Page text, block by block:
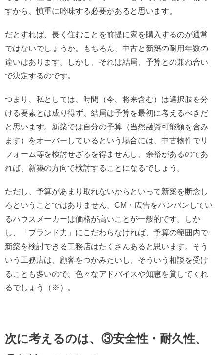
すから、慎重に吟味する必要があると思います。
だとすれば、長く住むことを前提に家を購入するのが通常
ではないでしょうか。もちろん、中古と新築の耐用年数の
違いはあります。しかし、それは結局、予算との兼ね合い
で決定するのです。
つまり、私としては、時間（今、将来含む）は選択肢を分
ける要素とは成り得ず、結局は予算を最初に考えるべきだ
と思います。新築では自分の予算（当然融資可能額を含み
ます）をオーバーしているという場合には、中古物件でリ
フォーム等を検討せざるを得ませんし、余裕があるのであ
れば、新築の方向で検討することになるでしょう。
ただし、予算があまり取れないからといって新築を断念し
ろということではありません。CM・広告をバンバンしてい
るハウスメーカーは価格が高いことが一般的です。しか
し、「ブランド力」にこだわらなければ、予算の範囲内で
新築を検討できる工務店はたくさんあると思います。そう
いう工務店は、顧客をつかみたいし、そういう相談を受け
ることも多いので、色々なアドバイスや知恵を貸してくれ
るでしょう（※）。
次に考えるのは、③安全性・耐久性、